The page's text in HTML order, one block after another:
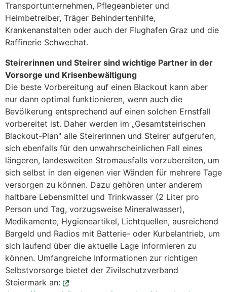
Transportunternehmen, Pflegeanbieter und
Heimbetreiber, Träger Behindertenhilfe,
Krankenanstalten oder auch der Flughafen Graz und die
Raffinerie Schwechat.
Steirerinnen und Steirer sind wichtige Partner in der
Vorsorge und Krisenbewältigung
Die beste Vorbereitung auf einen Blackout kann aber
nur dann optimal funktionieren, wenn auch die
Bevölkerung entsprechend auf einen solchen Ernstfall
vorbereitet ist. Daher werden im „Gesamtsteirischen
Blackout-Plan" alle Steirerinnen und Steirer aufgerufen,
sich ebenfalls für den unwahrscheinlichen Fall eines
längeren, landesweiten Stromausfalls vorzubereiten, um
sich selbst in den eigenen vier Wänden für mehrere Tage
versorgen zu können. Dazu gehören unter anderem
haltbare Lebensmittel und Trinkwasser (2 Liter pro
Person und Tag, vorzugsweise Mineralwasser),
Medikamente, Hygieneartikel, Lichtquellen, ausreichend
Bargeld und Radios mit Batterie- oder Kurbelantrieb, um
sich laufend über die aktuelle Lage informieren zu
können. Umfangreiche Informationen zur richtigen
Selbstvorsorge bietet der Zivilschutzverband
Steiermark an: